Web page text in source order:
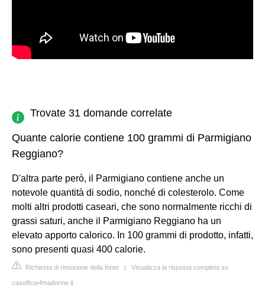
Trovate 31 domande correlate
Quante calorie contiene 100 grammi di Parmigiano
Reggiano?
D'altra parte però, il Parmigiano contiene anche un
notevole quantità di sodio, nonché di colesterolo. Come
molti altri prodotti caseari, che sono normalmente ricchi di
grassi saturi, anche il Parmigiano Reggiano ha un
elevato apporto calorico. In 100 grammi di prodotto, infatti,
sono presenti quasi 400 calorie.
Richiesta di rimozione della fonte | Visualizza la risposta completa su
caseificio4madonne.it